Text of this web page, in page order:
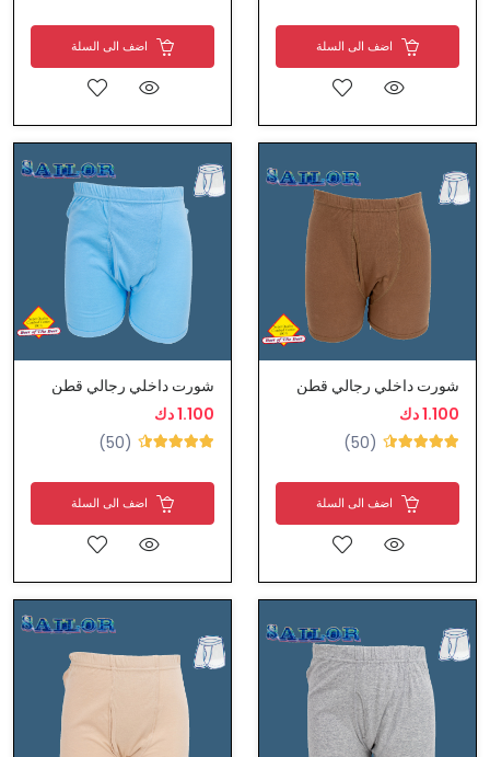
اضف الى السلة اضف الى السلة
شورت داخلي رجالي قطن
1.100 دك
(50)
اضف الى السلة
شورت داخلي رجالي قطن
1.100 دك
(50)
اضف الى السلة